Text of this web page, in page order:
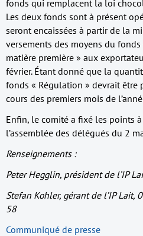
fonds qui remplacent la loi
Les deux fonds sont à présent
seront encaissées à partir de la
versements des moyens du
matière première » aux
février. Étant donné que la
fonds « Régulation » devrait être
cours des premiers mois de
Enfin, le comité a fixé les points
l’assemblée des délégués du 2
Renseignements :
Peter Hegglin, président de l’IP
Stefan Kohler, gérant de l’IP
58
Communiqué de presse